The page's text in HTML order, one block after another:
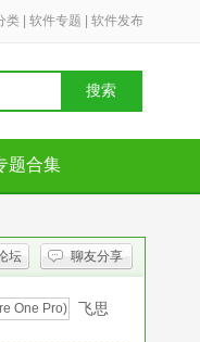
类 软件专题 软件发布
搜索
题合集
坛 聊友分享
飞思